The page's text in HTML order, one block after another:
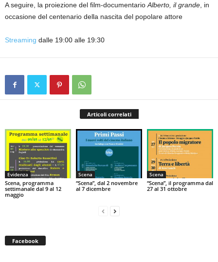
A seguire, la proiezione del film-documentario Alberto, il grande , in
occasione del centenario della nascita del popolare attore
Streaming dalle 19:00 alle 19:30
Articoli correlati
Evidenza
Scena, programma
settimanale dal 9 al 12
maggio
Scena
“Scena”, dal 2 novembre
al 7 dicembre
Scena
“Scena”, il programma dal
27 al 31 ottobre
Facebook